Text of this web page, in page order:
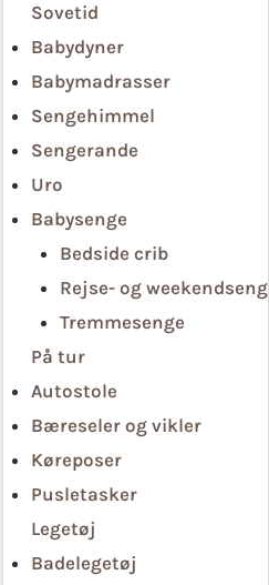
Sovetid
Babydyner
Babymadrasser
Sengehimmel
Sengerande
Uro
Babysenge
Bedside crib
Rejse- og weekendseng
Tremmesenge
På tur
Autostole
Bæreseler og vikler
Køreposer
Pusletasker
Legetøj
Badelegetøj